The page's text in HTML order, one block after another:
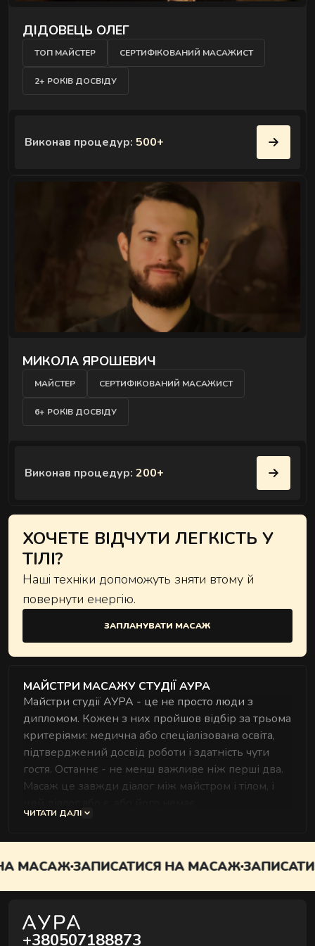
ДІДОВЕЦЬ ОЛЕГ
ТОП МАЙСТЕР СЕРТИФІКОВАНИЙ МАСАЖИСТ
2+ РОКІВ ДОСВІДУ
Виконав процедур: 500+
МИКОЛА ЯРОШЕВИЧ
МАЙСТЕР СЕРТИФІКОВАНИЙ МАСАЖИСТ
6+ РОКІВ ДОСВІДУ
Виконав процедур: 200+
ХОЧЕТЕ ВІДЧУТИ ЛЕГКІСТЬ У
ТІЛІ?
Наші техніки допоможуть зняти втому й
повернути енергію.
ЗАПЛАНУВАТИ МАСАЖ
МАЙСТРИ МАСАЖУ СТУДІЇ АУРА
Майстри студії АУРА - це не просто люди з
дипломом. Кожен з них пройшов відбір за трьома
критеріями: медична або спеціалізована освіта,
підтверджений досвід роботи і здатність чути
гостя. Останнє - не менш важливе ніж перші два.
Масаж це завжди діалог між майстром і тілом, і
вам комфортніше. Жінки-масажистки в студії
обличчя, лімфодренаж, антицелюлітні програми.
Майстри-чоловіки - на глибокій роботі з м'язами -
ЧИТАТИ ДАЛІ
ЗАПИСАТИСЯ НА МАСАЖ
+380507188873